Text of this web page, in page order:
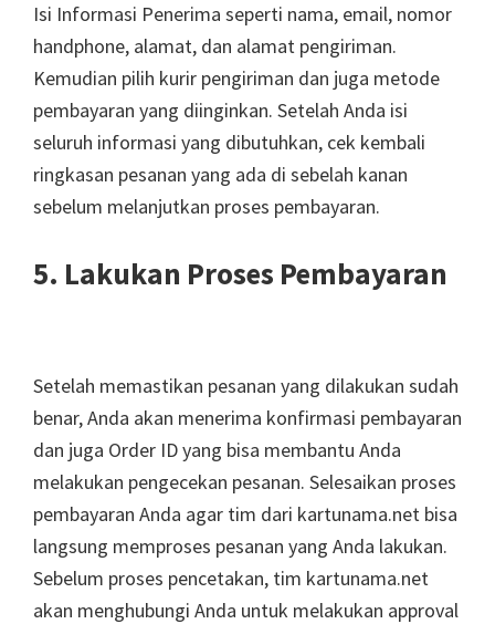
Isi Informasi Penerima seperti nama, email, nomor
handphone, alamat, dan alamat pengiriman.
Kemudian pilih kurir pengiriman dan juga metode
pembayaran yang diinginkan. Setelah Anda isi
seluruh informasi yang dibutuhkan, cek kembali
ringkasan pesanan yang ada di sebelah kanan
sebelum melanjutkan proses pembayaran.
5. Lakukan Proses Pembayaran
Setelah memastikan pesanan yang dilakukan sudah
benar, Anda akan menerima konfirmasi pembayaran
dan juga Order ID yang bisa membantu Anda
melakukan pengecekan pesanan. Selesaikan proses
pembayaran Anda agar tim dari kartunama.net bisa
langsung memproses pesanan yang Anda lakukan.
Sebelum proses pencetakan, tim kartunama.net
akan menghubungi Anda untuk melakukan approval